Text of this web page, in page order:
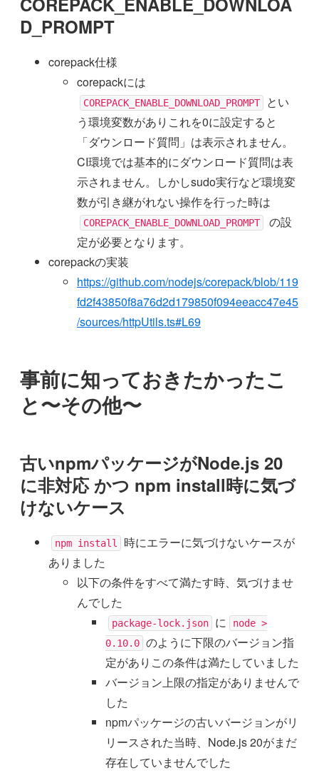
D_PROMPT
corepack仕様
corepackには
COREPACK_ENABLE_DOWNLOAD_PROMPT
とい
う環境変数がありこれを0に設定すると
「ダウンロード質問」は表示されません。
CI環境では基本的にダウンロード質問は表
示されません。しかしsudo実行など環境変
数が引き継がれない操作を行った時は
COREPACK_ENABLE_DOWNLOAD_PROMPT
の設
定が必要となります。
corepackの実装
https://github.com/nodejs/corepack/blob/119
fd2f43850f8a76d2d179850f094eeacc47e45
/sources/httpUtils.ts#L69
事前に知っておきたかったこ
と〜その他〜
古いnpmパッケージがNode.js 20
に非対応 かつ npm install時に気づ
けないケース
npm install
時にエラーに気づけないケースが
ありました
以下の条件をすべて満たす時、気づけませ
んでした
package-lock.json に
node >
0.10.0 のように下限のバージョン指
定がありこの条件は満たしていました
バージョン上限の指定がありませんで
した
npmパッケージの古いバージョンがリ
リースされた当時、Node.js 20がまだ
存在していませんでした